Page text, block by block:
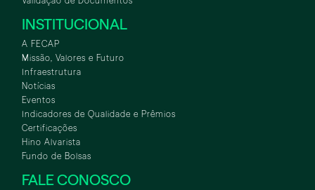
INSTITUCIONAL
A FECAP
Missão, Valores e Futuro
Infraestrutura
Notícias
Eventos
Indicadores de Qualidade e Prêmios
Certificações
Hino Alvarista
Fundo de Bolsas
FALE CONOSCO